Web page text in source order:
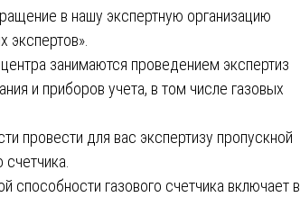
в нашу экспертную организацию
занимаются проведением экспертиз
и приборов учета, в том числе газовых
провести для вас экспертизу пропускной
способности газового счетчика включает в